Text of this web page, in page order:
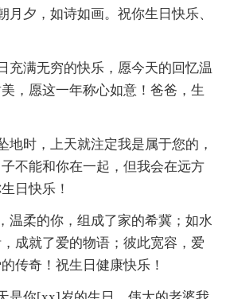
月夕，如诗如画。祝你生日快乐、
充满无穷的快乐，愿今天的回忆温
，愿这一年称心如意！爸爸，生
地时，上天就注定我是属于您的，
不能和你在一起，但我会在远方
日快乐！
温柔的你，组成了家的希冀；如水
成就了爱的物语；彼此宽容，爱
传奇！祝生日健康快乐！